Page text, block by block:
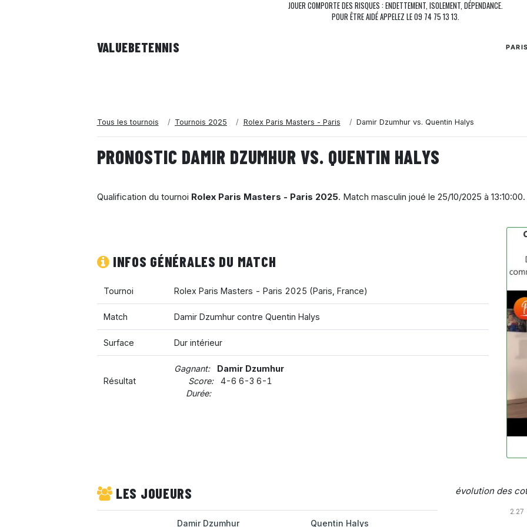
JOUER COMPORTE DES RISQUES : ENDETTEMENT, ISOLEMENT, DÉPENDANCE.
POUR ÊTRE AIDÉ APPELEZ LE 09 74 75 13 13.
VALUEBETENNIS
Tous les tournois Tournois 2025 Rolex Paris Masters - Paris Damir Dzumhur vs. Quentin Halys
PRONOSTIC DAMIR DZUMHUR VS. QUENTIN HALYS
Qualification du tournoi Rolex Paris Masters - Paris 2025. Match masculin joué le 25/10/2025 à 13:10:00.
INFOS GÉNÉRALES DU MATCH
Tournoi Rolex Paris Masters - Paris 2025 (Paris France)
Match Damir Dzumhur contre Quentin Halys
Surface Dur intérieur
Résultat
Gagnant:
Damir Dzumhur
Score:4-6 6-3 6-1
Durée:
LES JOUEURS
Damir Dzumhur Quentin Halys
évolution des
2.27